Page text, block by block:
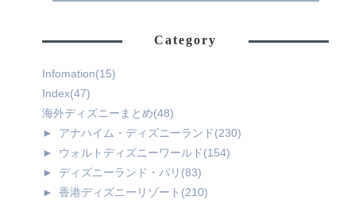
Category
Infomation(15)
Index(47)
海外ディズニーまとめ(48)
►
アナハイム・ディズニーランド(230)
►
ウォルトディズニーワールド(154)
►
ディズニーランド・パリ (83)
►
香港ディズニーリゾート (210)